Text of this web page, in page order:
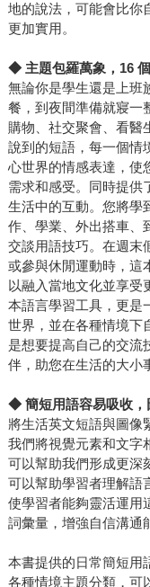
地的說法，可能會比你
更加實用。
◆ 主題包羅萬象，16
無論你是學生還是上班
餐，到夜間準備就寢一
購物、社交聚會、看醫
說到的短語，每一個情
心世界的情感表達，使
需求和感受。同時提供
生活中的互動。您將學
作、學業、外出搭車、
交談用語技巧。在週末
或參與休閒運動時，這
以融入當地文化並享受
本語言學習工具，更是
世界，並在各種情境下
是想要提高自己的交流
伴，助您在生活的大小
◆ 簡短用語容易吸收
將生活英文短語與圖像
我們將視覺元素和文字
可以幫助我們形成更深
可以幫助學習者理解語
使學習者能夠靈活運用
詞彙量，增強自信溝通
本書提供的日常簡短用
各種情境主題分類，可